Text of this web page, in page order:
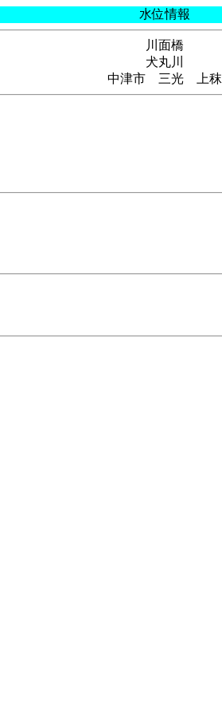
水位情報
川面橋
犬丸川
中津市 三光 上秣